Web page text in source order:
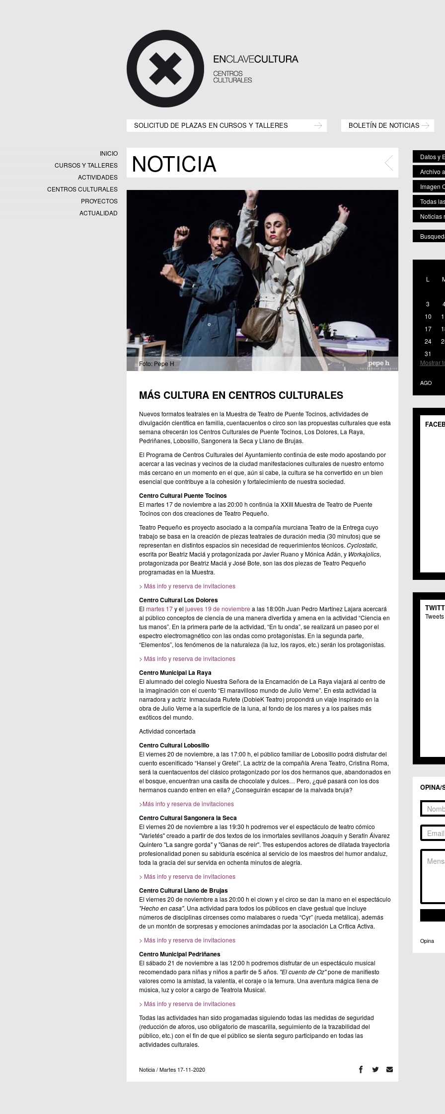
SOLICITUD DE PLAZAS EN CURSOS Y TALLERES BOLETÍN DE NOTICIAS
INICIO
CURSOS Y TALLERES
ACTIVIDADES
CENTROS CULTURALES
Equipamientos
PROYECTOS
Exposiciones
ACTUALIDAD
NOTICIA
Foto: Pepe H
MÁS CULTURA EN CENTROS CULTURALES
Nuevos formatos teatrales en la Muestra de Teatro de Puente Tocinos, actividades de
divulgación cientítica en familia, cuentacuentos o circo son las propuestas culturales que esta
semana ofrecerán los Centros Culturales de Puente Tocinos, Los Dolores, La Raya,
Pedriñanes, Lobosillo, Sangonera la Seca y Llano de Brujas.
El Programa de Centros Culturales del Ayuntamiento continúa de este modo apostando por
acercar a las vecinas y vecinos de la ciudad manifestaciones culturales de nuestro entorno
más cercano en un momento en el que, aún si cabe, la cultura se ha convertido en un bien
esencial que contribuye a la cohesión y fortalecimiento de nuestra sociedad.
Centro Cultural Puente Tocinos
El martes 17 de noviembre a las 20:00 h continúa la XXIII Muestra de Teatro de Puente
Tocinos con dos creaciones de Teatro Pequeño.
Teatro Pequeño es proyecto asociado a la compañía murciana Teatro de la Entrega cuyo
trabajo se basa en la creación de piezas teatrales de duración media (30 minutos) que se
representan en distintos espacios sin necesidad de requerimientos técnicos. Cyclostatic,
escrita por Beatriz Maciá y protagonizada por Javier Ruano y Mónica Adán, y Workajolics,
protagonizada por Beatriz Maciá y José Bote, son las dos piezas de Teatro Pequeño
programadas en la Muestra.
> Más info y reserva de invitaciones
Centro Cultural Los Dolores
El martes 17y el jueves 19 de noviembre a las 18:00h Juan Pedro Martínez Lajara acercará
al público conceptos de ciencia de una manera divertida y amena en la actividad “Ciencia en
tus manos”. En la primera parte de la actividad, “En tu onda”, se realizará un paseo por el
espectro electromagnético con las ondas como protagonistas. En la segunda parte,
“Elementos”, los fenómenos de la naturaleza (la luz, los rayos, etc.) serán los protagonistas.
> Más info y reserva de invitaciones
Centro Municipal La Raya
El alumnado del colegio Nuestra Señora de la Encarnación de La Raya viajará al centro de
la imaginación con el cuento “El maravilloso mundo de Julio Verne”. En esta actividad la
narradora y actriz Inmaculada Rufete (DobleK Teatro) propondrá un viaje inspirado en la
obra de Julio Verne a la superficie de la luna, al fondo de los mares y a los países más
exóticos del mundo.
Actividad concertada
Centro Cultural Lobosillo
El viernes 20 de noviembre, a las 17:00 h, el público familiar de Lobosillo podrá disfrutar del
cuento escenificado “Hansel y Gretel”. La actriz de la compañía Arena Teatro, Cristina Roma,
será la cuentacuentos del clásico protagonizado por los dos hermanos que, abandonados en
el bosque, encuentran una casita de chocolate y dulces… Pero, ¿qué pasará con los dos
hermanos cuando entren en ella? ¿Conseguirán escapar de la malvada bruja?
>Más info y reserva de invitaciones
Centro Cultural Sangonera la Seca
El viernes 20 de noviembre a las 19:30 h podremos ver el espectáculo de teatro cómico
"Varietés" creado a partir de dos textos de los inmortales sevillanos Joaquín y Serafín Álvarez
Quintero "La sangre gorda" y "Ganas de reir". Tres estupendos actores de dilatada trayectoria
profesionalidad ponen su sabiduría escénica al servicio de los maestros del humor andaluz,
toda la gracia del sur servida en ochenta minutos de alegría.
> Más info y reserva de invitaciones
Centro Cultural Llano de Brujas
El viernes 20 de noviembre a las 20:00 h el clown y el circo se dan la mano en el espectáculo
"Hecho en casa". Una actividad para todos los públicos en clave gestual que incluye
números de disciplinas circenses como malabares o rueda “Cyr” (rueda metálica), además
de un montón de sorpresas y emociones animdadas por la asociación La Crítica Activa.
> Más info y reserva de invitaciones
Centro Municipal Pedriñanes
El sábado 21 de noviembre a las 12:00 h podremos disfrutar de un espectáculo musical
recomendado para niñas y niños a partir de 5 años. "El cuento de Oz"pone de manifiesto
valores como la amistad, la valentía, el coraje o la ternura. Una aventura mágica llena de
música, luz y color a cargo de Teatrola Musical.
> Más info y reserva de invitaciones
Todas las actividades han sido progamadas siguiendo todas las medidas de seguridad
(reducción de aforos, uso obligatorio de mascarilla, seguimiento de la trazabilidad del
público, etc.) con el fin de que el público se sienta seguro participando en todas las
actividades culturales.
Noticia / Martes 17-11-2020
Datos y
Archivo
Imagen
Todas
Noticias
C.C.
C.C.
C.C.
C.C.
C.M.
C.M.
C.C.
C.C.
L
3
10
17
24
31
Mostrar
AGO
OPINA/
Opina